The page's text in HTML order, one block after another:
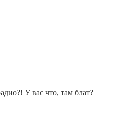
У вас что, там блат?